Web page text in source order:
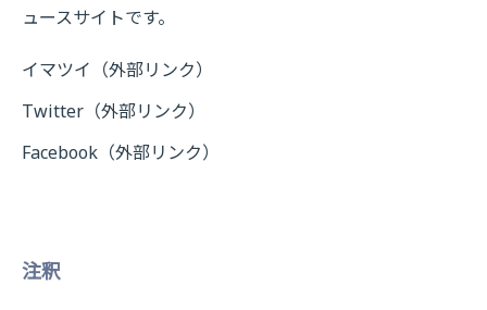
ュースサイトです。
イマツイ （外部リンク）
Twitter （外部リンク）
Facebook （外部リンク）
注釈